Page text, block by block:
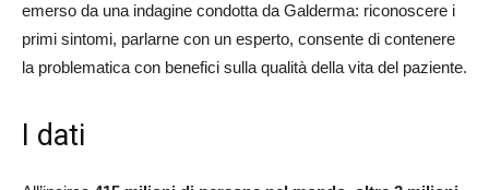
emerso da una indagine condotta da Galderma: riconoscere i
primi sintomi, parlarne con un esperto, consente di contenere
la problematica con benefici sulla qualità della vita del paziente.
I dati